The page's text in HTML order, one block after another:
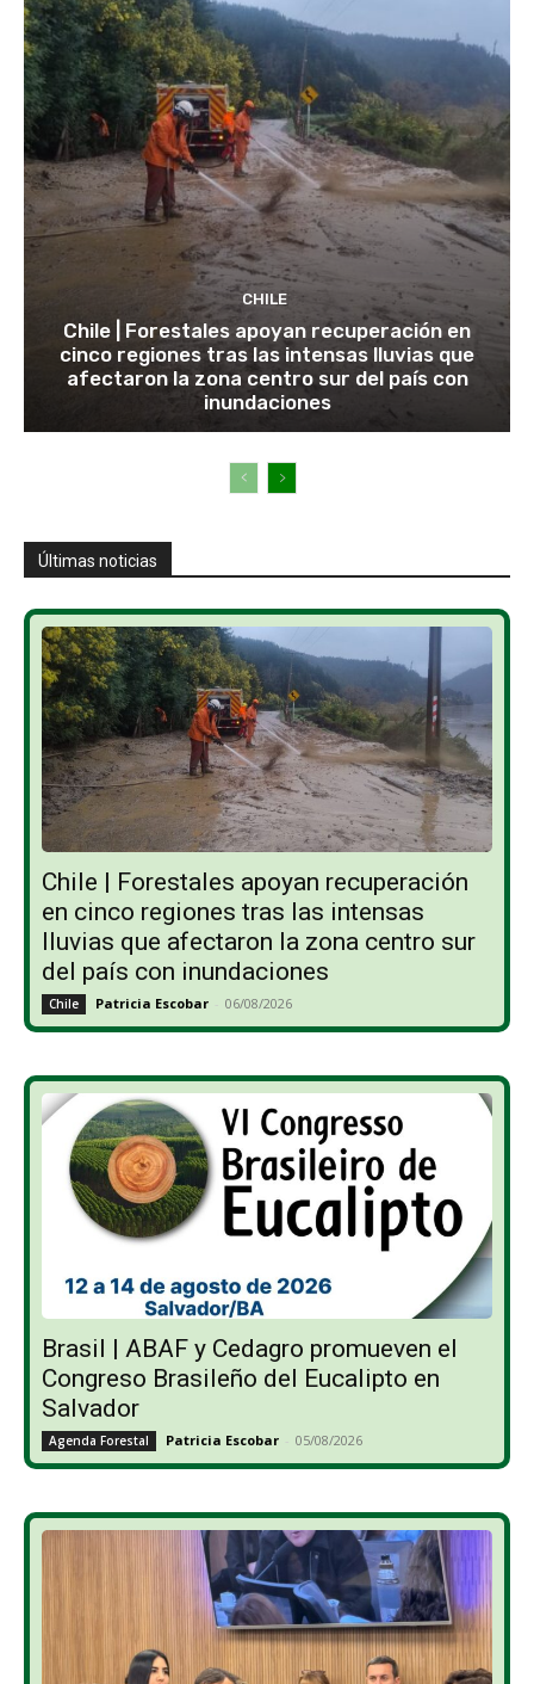
CHILE
Chile | Forestales apoyan recuperación en
cinco regiones tras las intensas lluvias que
afectaron la zona centro sur del país con
inundaciones
Últimas noticias
Chile | Forestales apoyan recuperación
en cinco regiones tras las intensas
lluvias que afectaron la zona centro sur
del país con inundaciones
Chile Patricia Escobar - 06/08/2026
Brasil | ABAF y Cedagro promueven el
Congreso Brasileño del Eucalipto en
Salvador
Agenda Forestal Patricia Escobar - 05/08/2026